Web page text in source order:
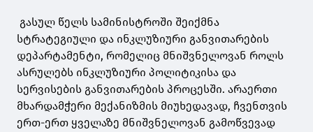
გასულ წელს სამინისტროში შეიქმნა
სტრატეგიული და ინკლუზიური განვითარების
დეპარტამენტი, რომელიც მნიშვნელოვან როლს
ასრულებს ინკლუზიური პოლიტიკისა და
სერვისების განვითარების პროცესში. არაერთი
მხარდამჭერი მექანიზმის მიუხედავად, ჩვენთვის
ერთ-ერთ ყველაზე მნიშვნელოვან გამოწვევად